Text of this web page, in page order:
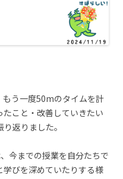
もう一度50mのタイムを計
こと・改善していきたい
返りました。
今までの授業を自分たちで
びを深めていたりする様